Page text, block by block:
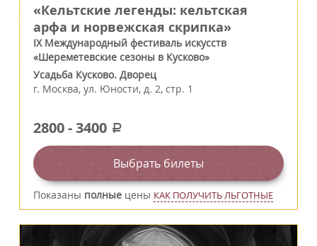
«Кельтские легенды: кельтская
арфа и норвежская скрипка»
IX Международный фестиваль искусств
«Шереметевские сезоны в Кусково»
Усадьба Кусково. Дворец
г. Москва, ул. Юности, д. 2, стр. 1
2800-3400 a
Выбрать билеты
Показаны полные цены КАК ПОЛУЧИТЬ ЛЬГОТНЫЕ